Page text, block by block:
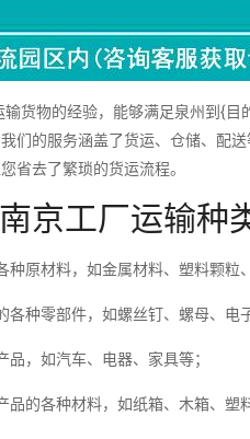
货物的经验，能够满足泉州到{目
们的服务涵盖了货运、仓储、配
省去了繁琐的货运流程。
京工厂运输种
原材料，如金属材料、塑料颗粒
种零部件，如螺丝钉、螺母、电
，如汽车、电器、家具等；
的各种材料，如纸箱、木箱、塑